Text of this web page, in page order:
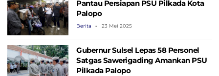
Pantau Persiapan PSU Pilkada Kota
Palopo
Berita 23 Mei 2025
Gubernur Sulsel Lepas 58 Personel
Satgas Sawerigading Amankan PSU
Pilkada Palopo